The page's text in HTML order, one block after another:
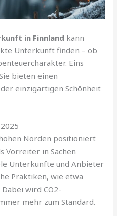
in Finnland kann
Unterkunft finden – ob
Eins
bieten einen
einzigartigen Schönheit
Norden positioniert
Vorreiter in Sachen
Unterkünfte und Anbieter
Praktiken, wie etwa
Dabei wird CO2-
mehr zum Standard.